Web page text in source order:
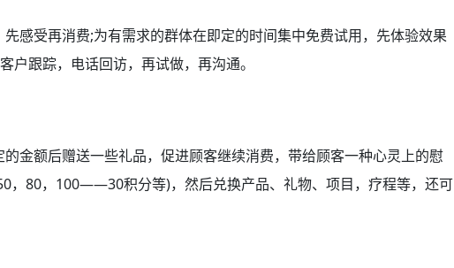
受再消费;为有需求的群体在即定的时间集中免费试用，先体验效果
户跟踪，电话回访，再试做，再沟通。
额后赠送一些礼品，促进顾客继续消费，带给顾客一种心灵上的慰
，80，100——30积分等)，然后兑换产品、礼物、项目，疗程等，还可